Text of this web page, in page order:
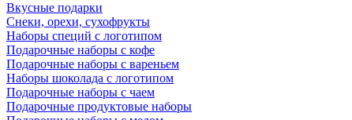
Вкусные подарки
Снеки, орехи, сухофрукты
Наборы специй с логотипом
Подарочные наборы с кофе
Подарочные наборы с вареньем
Наборы шоколада с логотипом
Подарочные наборы с чаем
Подарочные продуктовые наборы